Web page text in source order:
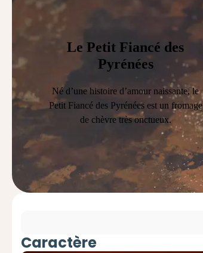
Le Petit Fiancé des
Pyrénées
Né d’une histoire d’amour naissante, le
Petit Fiancé des Pyrénées est un fromage
de chèvre très onctueux.
Caractère